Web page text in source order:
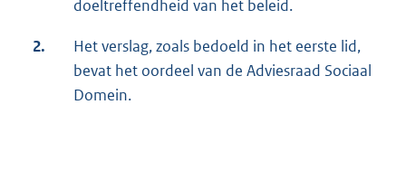
doeltreffendheid van het beleid.
2.
Het verslag, zoals bedoeld in het eerste lid,
bevat het oordeel van de Adviesraad Sociaal
Domein.